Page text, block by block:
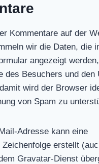
Kommentare auf der
wir die Daten, die
angezeigt
des Besuchers und den
wird der Browser
von Spam zu
Adresse kann eine
erstellt
Gravatar-Dienst